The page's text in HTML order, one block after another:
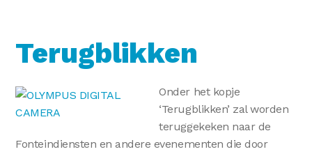
Terugblikken
Onder het kopje
‘Terugblikken’ zal worden
teruggekeken naar de
Fonteindiensten en andere evenementen die door